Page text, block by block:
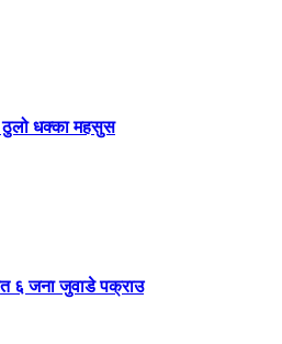
ठुलो धक्का महसुस
६ जना जुवाडे पक्राउ